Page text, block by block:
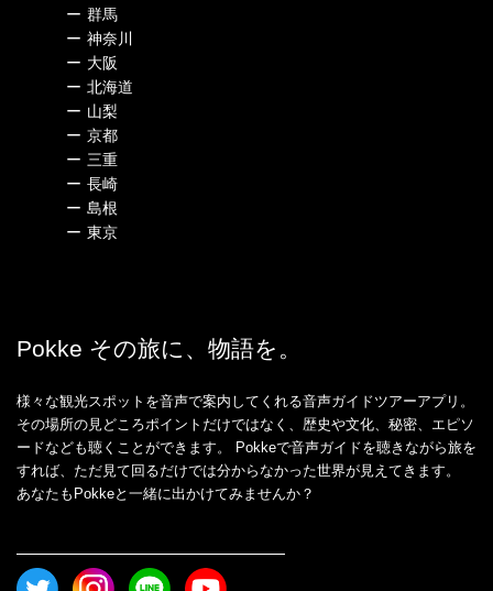
ー 群馬
ー 神奈川
ー 大阪
ー 北海道
ー 山梨
ー 京都
ー 三重
ー 長崎
ー 島根
ー 東京
Pokke その旅に、物語を。
様々な観光スポットを音声で案内してくれる音声ガイドツアーアプリ。
その場所の見どころポイントだけではなく、歴史や文化、秘密、エピソ
ードなども聴くことができます。 Pokkeで音声ガイドを聴きながら旅を
すれば、ただ見て回るだけでは分からなかった世界が見えてきます。
あなたもPokkeと一緒に出かけてみませんか？